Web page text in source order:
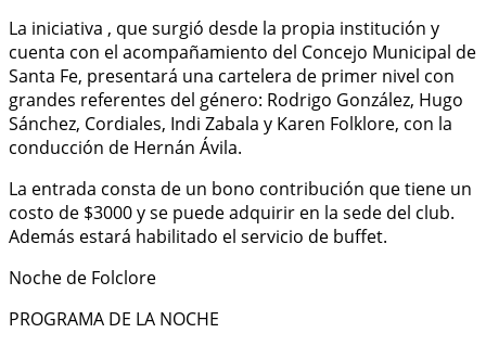
La iniciativa , que surgió desde la propia institución y
cuenta con el acompañamiento del Concejo Municipal de
Santa Fe, presentará una cartelera de primer nivel con
grandes referentes del género: Rodrigo González, Hugo
Sánchez, Cordiales, Indi Zabala y Karen Folklore, con la
conducción de Hernán Ávila.
La entrada consta de un bono contribución que tiene un
costo de $3000 y se puede adquirir en la sede del club.
Además estará habilitado el servicio de buffet.
Noche de Folclore
PROGRAMA DE LA NOCHE